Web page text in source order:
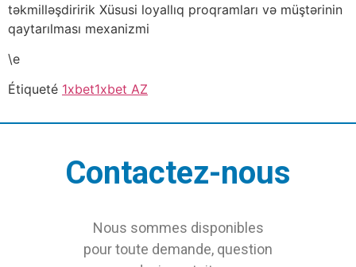
təkmilləşdiririk Xüsusi loyallıq proqramları və müştərinin
qaytarılması mexanizmi
\e
Étiqueté 1xbet1xbet AZ
Contactez-nous
Nous sommes disponibles
pour toute demande, question